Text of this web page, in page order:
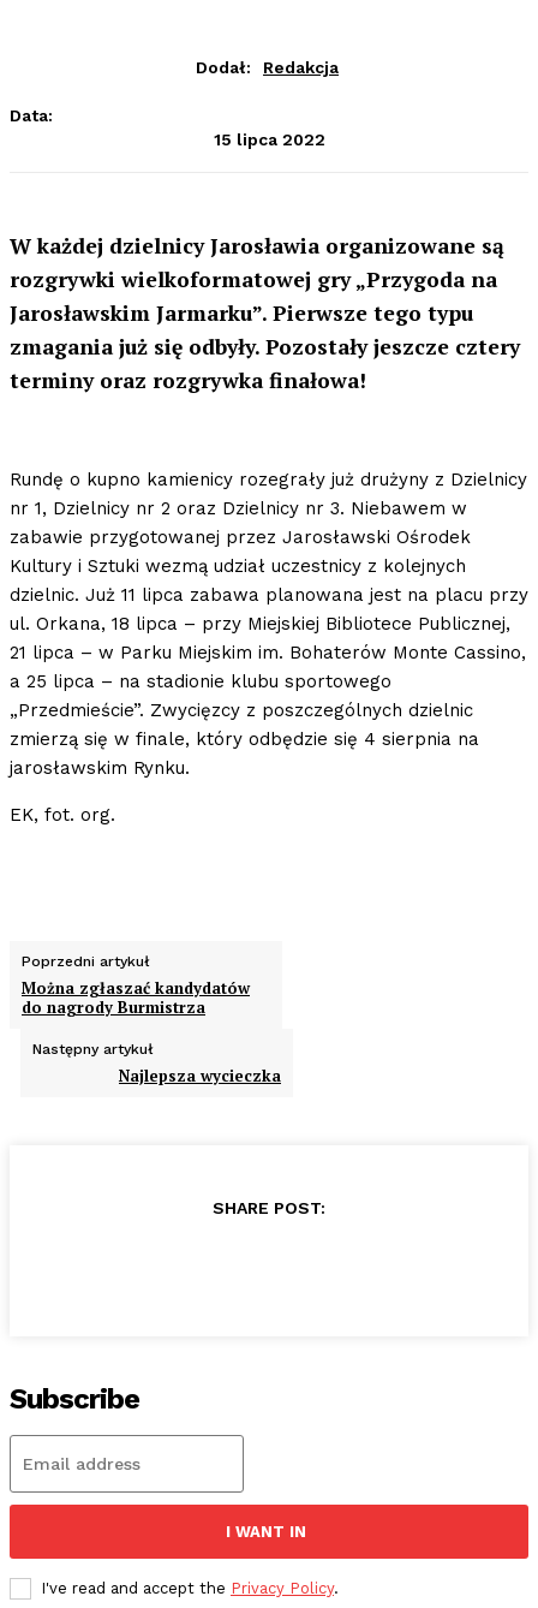
Dodał: Redakcja
Data:
15 lipca 2022
W każdej dzielnicy Jarosławia organizowane są
rozgrywki wielkoformatowej gry „Przygoda na
Jarosławskim Jarmarku”. Pierwsze tego typu
zmagania już się odbyły. Pozostały jeszcze cztery
terminy oraz rozgrywka finałowa!
Rundę o kupno kamienicy rozegrały już drużyny z Dzielnicy
nr 1, Dzielnicy nr 2 oraz Dzielnicy nr 3. Niebawem w
zabawie przygotowanej przez Jarosławski Ośrodek
Kultury i Sztuki wezmą udział uczestnicy z kolejnych
dzielnic. Już 11 lipca zabawa planowana jest na placu przy
ul. Orkana, 18 lipca – przy Miejskiej Bibliotece Publicznej,
21 lipca – w Parku Miejskim im. Bohaterów Monte Cassino,
a 25 lipca – na stadionie klubu sportowego
„Przedmieście”. Zwycięzcy z poszczególnych dzielnic
zmierzą się w finale, który odbędzie się 4 sierpnia na
jarosławskim Rynku.
EK, fot. org.
Poprzedni artykuł
Można zgłaszać kandydatów
do nagrody Burmistrza
Następny artykuł
Najlepsza wycieczka
SHARE POST:
Subscribe
I WANT IN
I've read and accept the Privacy Policy.